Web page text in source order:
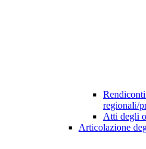
regionali/
Atti degli
Articolazione